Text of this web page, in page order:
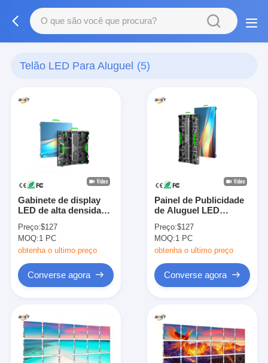
Telão LED Para Aluguel (5)
Gabinete de display
LED de alta densidade
tela personalizado
para aluguel para
exposições
Preço:$127
MOQ:1 PC
obtenha o ultimo preço
Converse agora
Painel de Publicidade
de Aluguel LED
Sinalização, Controle
em Nuvem, Parede de
Vídeo Modular
Preço:$127
MOQ:1 PC
obtenha o ultimo preço
Converse agora